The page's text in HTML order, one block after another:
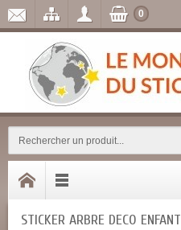
0
STICKER ARBRE DECO ENFANT